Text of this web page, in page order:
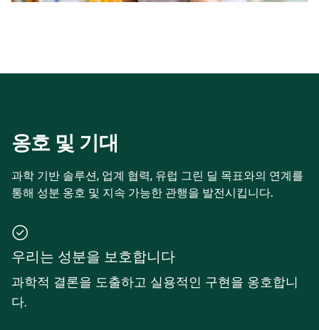
옹호 및 기대
과학 기반 솔루션, 업계 협력, 유럽 그린 딜 목표와의 연계를
통해 성분 옹호 및 지속 가능한 관행을 발전시킵니다.
우리는 성분을 보호합니다
과학적 결론을 도출하고 실용적인 구현을 옹호합니
다.